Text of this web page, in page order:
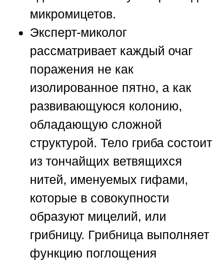
микромицетов.
Эксперт-миколог
рассматривает каждый очаг
поражения не как
изолированное пятно, а как
развивающуюся колонию,
обладающую сложной
структурой. Тело гриба состоит
из тончайщих ветвящихся
нитей, именуемых гифами,
которые в совокупности
образуют мицелий, или
грибницу. Грибница выполняет
функцию поглощения